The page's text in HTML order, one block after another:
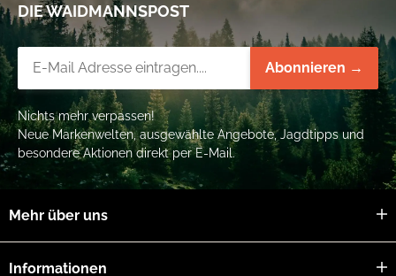
DIE WAIDMANNSPOST
Abonnieren →
Nichts mehr verpassen!
Neue Markenwelten, ausgewählte Angebote, Jagdtipps und
besondere Aktionen direkt per E-Mail.
Mehr über uns
Informationen